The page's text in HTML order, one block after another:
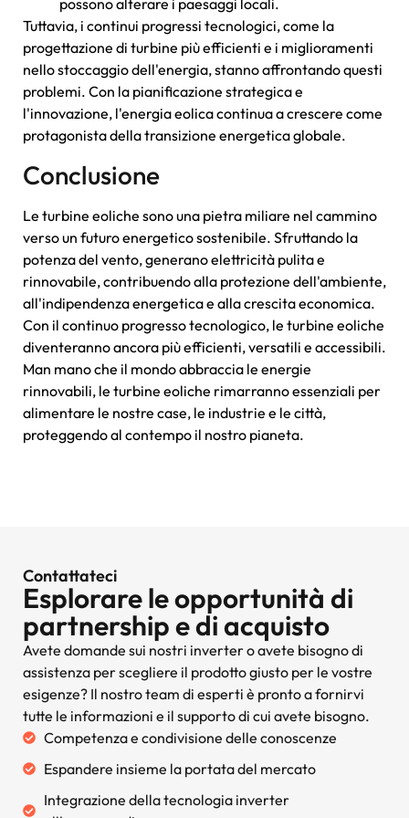
possono alterare i paesaggi locali.
Tuttavia, i continui progressi tecnologici, come la
progettazione di turbine più efficienti e i miglioramenti
nello stoccaggio dell'energia, stanno affrontando questi
problemi. Con la pianificazione strategica e
l'innovazione, l'energia eolica continua a crescere come
protagonista della transizione energetica globale.
Conclusione
Le turbine eoliche sono una pietra miliare nel cammino
verso un futuro energetico sostenibile. Sfruttando la
potenza del vento, generano elettricità pulita e
rinnovabile, contribuendo alla protezione dell'ambiente,
all'indipendenza energetica e alla crescita economica.
Con il continuo progresso tecnologico, le turbine eoliche
diventeranno ancora più efficienti, versatili e accessibili.
Man mano che il mondo abbraccia le energie
rinnovabili, le turbine eoliche rimarranno essenziali per
alimentare le nostre case, le industrie e le città,
proteggendo al contempo il nostro pianeta.
Contattateci
Esplorare le opportunità di
partnership e di acquisto
Avete domande sui nostri inverter o avete bisogno di
assistenza per scegliere il prodotto giusto per le vostre
esigenze? Il nostro team di esperti è pronto a fornirvi
tutte le informazioni e il supporto di cui avete bisogno.
Competenza e condivisione delle conoscenze
Espandere insieme la portata del mercato
Integrazione della tecnologia inverter